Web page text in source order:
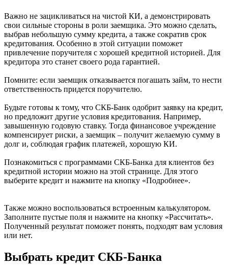
Важно не зацикливаться на чистой КИ, а демонстрировать
свои сильные стороны в роли заемщика. Это можно сделать,
выбрав небольшую сумму кредита, а также сократив срок
кредитования. Особенно в этой ситуации поможет
привлечение поручителя с хорошей кредитной историей. Для
кредитора это станет своего рода гарантией.
Помните: если заемщик отказывается погашать займ, то нести
ответственность придется поручителю.
Будьте готовы к тому, что СКБ-Банк одобрит заявку на кредит,
но предложит другие условия кредитования. Например,
завышенную годовую ставку. Тогда финансовое учреждение
компенсирует риски, а заемщик – получит желаемую сумму в
долг и, соблюдая график платежей, хорошую КИ.
Познакомиться с программами СКБ-Банка для клиентов без
кредитной истории можно на этой странице. Для этого
выберите кредит и нажмите на кнопку «Подробнее».
Также можно воспользоваться встроенным калькулятором.
Заполните пустые поля и нажмите на кнопку «Рассчитать».
Полученный результат поможет понять, подходят вам условия
или нет.
Выбрать кредит СКБ-Банка